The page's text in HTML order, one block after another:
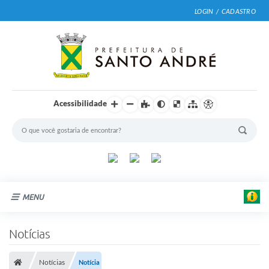
LOGIN / CADASTRO
Acessibilidade
MENU
Notícias
Notícias Notícia